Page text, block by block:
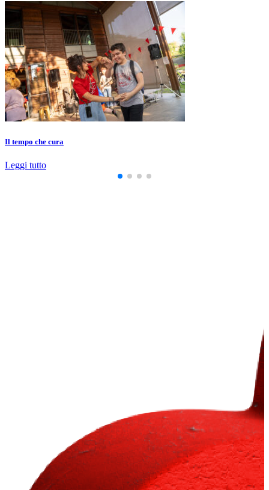
Il tempo che cura
Leggi tutto